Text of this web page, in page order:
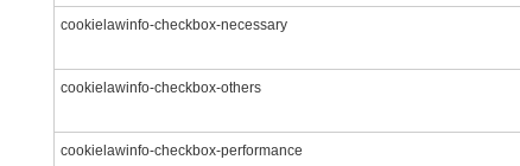
cookielawinfo-checkbox-necessary
cookielawinfo-checkbox-others
cookielawinfo-checkbox-performance